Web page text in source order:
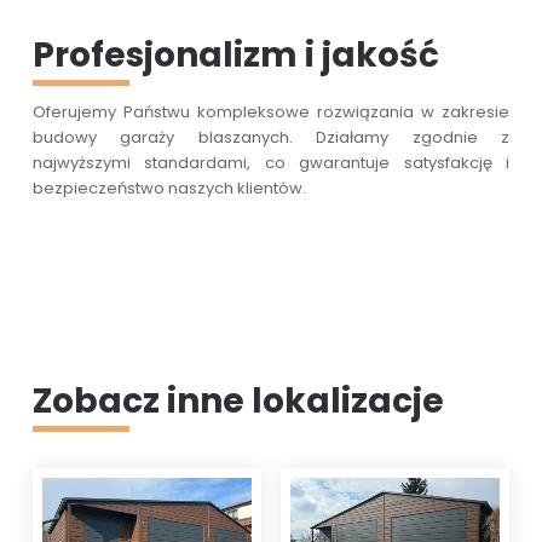
Profesjonalizm i jakość
Oferujemy Państwu kompleksowe rozwiązania w zakresie
budowy garaży blaszanych. Działamy zgodnie z
najwyższymi standardami, co gwarantuje satysfakcję i
bezpieczeństwo naszych klientów.
Zobacz inne lokalizacje